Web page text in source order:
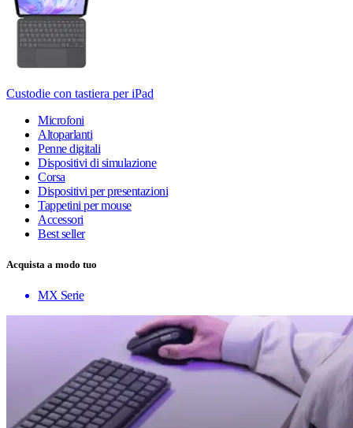
Custodie con tastiera per iPad
Microfoni
Altoparlanti
Penne digitali
Dispositivi di simulazione
Corsa
Dispositivi per presentazioni
Tappetini per mouse
Accessori
Best seller
Acquista a modo tuo
MX Serie